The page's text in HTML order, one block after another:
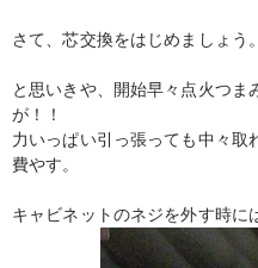
さて、芯交換をはじめましょう。
と思いきや、開始早々点火つ
が！！
力いっぱい引っ張っても中々取
費やす。
キャビネットのネジを外す時に